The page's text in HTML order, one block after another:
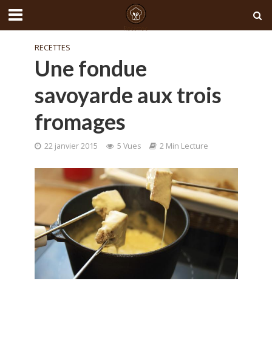
RECETTES
Une fondue
savoyarde aux trois
fromages
22 janvier 2015 5 Vues 2 Min Lecture